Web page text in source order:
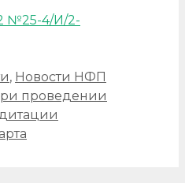
№25-4/И/2-
, Новости НФП
проведении